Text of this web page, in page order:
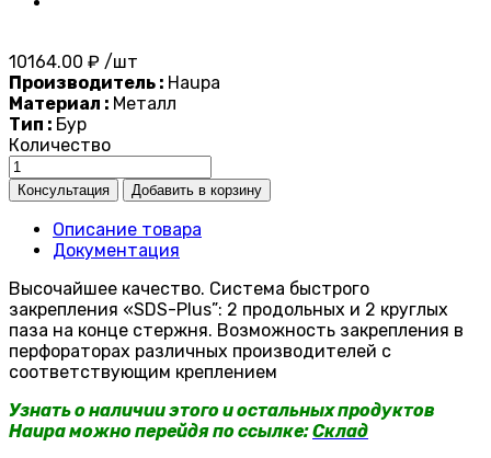
10164.00 ₽ /шт
Производитель : Haupa
Материал : Металл
Тип : Бур
Количество
Описание товара
Документация
Высочайшее качество. Система быстрого
закрепления «SDS-Plus”: 2 продольных и 2 круглых
паза на конце стержня. Возможность закрепления в
перфораторах различных производителей с
соответствующим креплением
Узнать о наличии этого и остальных продуктов
Haupa можно перейдя по ссылке:Склад